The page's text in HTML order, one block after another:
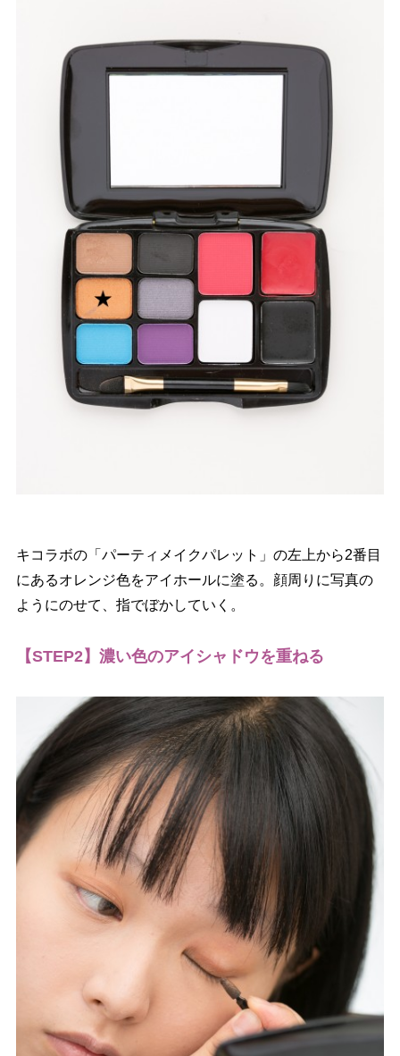
キコラボの「パーティメイクパレット」の左上から2番目
にあるオレンジ色をアイホールに塗る。顔周りに写真の
ようにのせて、指でぼかしていく。
【STEP2】濃い色のアイシャドウを重ねる